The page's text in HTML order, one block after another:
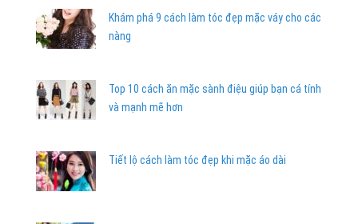
Khám phá 9 cách làm tóc đẹp mặc váy cho các
nàng
Top 10 cách ăn mặc sành điệu giúp bạn cá tính
và mạnh mẽ hơn
Tiết lộ cách làm tóc đẹp khi mặc áo dài